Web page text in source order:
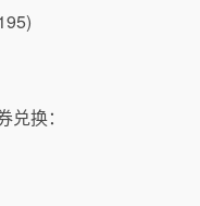
换：